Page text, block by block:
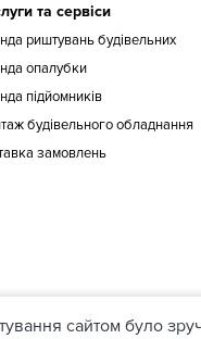
сайтом було
та сервіси
риштувань будівельних
опалубки
підйомників
будівельного обладнання
замовлень